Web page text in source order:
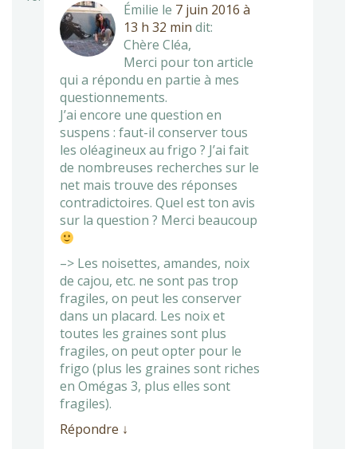
Émilie le 7 juin 2016 à
13 h 32 min dit:
Chère Cléa,
Merci pour ton article
qui a répondu en partie à mes
questionnements.
J’ai encore une question en
suspens : faut-il conserver tous
les oléagineux au frigo ? J’ai fait
de nombreuses recherches sur le
net mais trouve des réponses
contradictoires. Quel est ton avis
sur la question ? Merci beaucoup
–> Les noisettes, amandes, noix
de cajou, etc. ne sont pas trop
fragiles, on peut les conserver
dans un placard. Les noix et
toutes les graines sont plus
fragiles, on peut opter pour le
frigo (plus les graines sont riches
en Omégas 3, plus elles sont
fragiles).
Répondre ↓